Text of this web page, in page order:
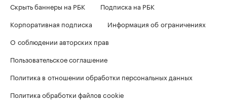
Скрыть баннеры на РБК
Подписка на РБК
Корпоративная подписка
Информация об ограничениях
О соблюдении авторских прав
Пользовательское соглашение
Политика в отношении обработки персональных данных
Политика обработки файлов cookie